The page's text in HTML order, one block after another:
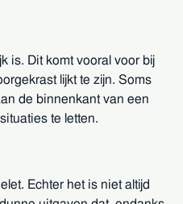
is. Dit komt vooral voor bij
lijkt te zijn. Soms
de binnenkant van een
te letten.
Echter het is niet altijd